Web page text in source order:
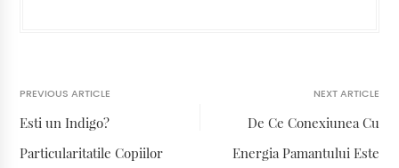
PREVIOUS ARTICLE
Esti un Indigo?
Particularitatile Copiilor
NEXT ARTICLE
De Ce Conexiunea Cu
Energia Pamantului Este